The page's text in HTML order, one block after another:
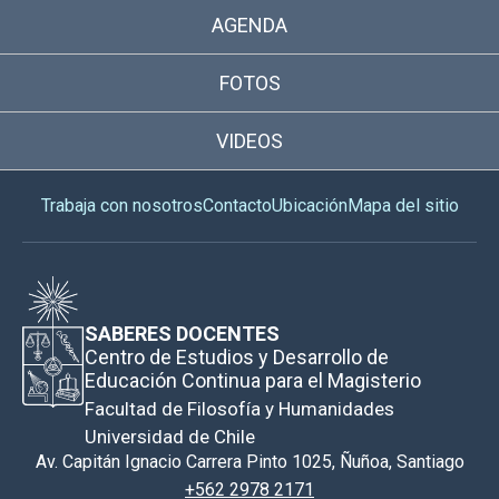
AGENDA
FOTOS
VIDEOS
Trabaja con nosotrosContactoUbicaciónMapa del sitio
SABERES DOCENTES
Centro de Estudios y Desarrollo de
Educación Continua para el Magisterio
Facultad de Filosofía y Humanidades
Universidad de Chile
Av. Capitán Ignacio Carrera Pinto 1025, Ñuñoa, Santiago
+562 2978 2171